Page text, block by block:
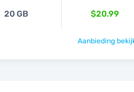
20 GB $20.99
Aanbieding